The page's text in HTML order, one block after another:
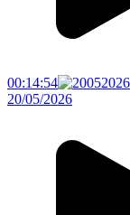
00:14:54
20/05/2026